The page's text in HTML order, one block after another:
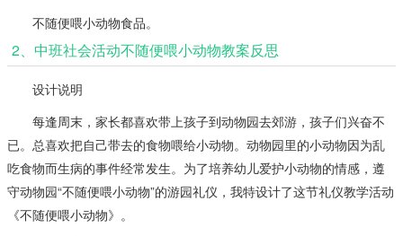
不随便喂小动物食品。
2、中班社会活动不随便喂小动物教案反思
设计说明
每逢周末，家长都喜欢带上孩子到动物园去郊游，孩子们兴奋不
已。总喜欢把自己带去的食物喂给小动物。动物园里的小动物因为乱
吃食物而生病的事件经常发生。为了培养幼儿爱护小动物的情感，遵
守动物园“不随便喂小动物”的游园礼仪，我特设计了这节礼仪教学活动
《不随便喂小动物》。